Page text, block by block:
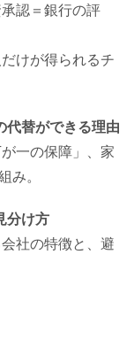
認＝銀行の評
けが得られるチ
代替ができる理由
一の保障」、家
み。
分け方
社の特徴と、避